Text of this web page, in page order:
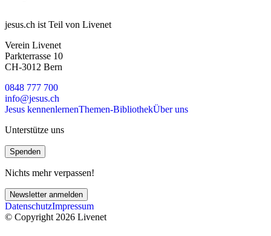
jesus.ch ist Teil von Livenet
Verein Livenet
Parkterrasse 10
CH-3012 Bern
0848 777 700
info@jesus.ch
Jesus kennenlernenThemen-BibliothekÜber uns
Unterstütze uns
Spenden
Nichts mehr verpassen!
Newsletter anmelden
DatenschutzImpressum
© Copyright 2026 Livenet